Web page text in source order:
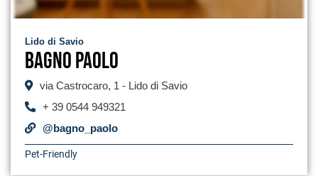
Lido di Savio
Bagno Paolo
via Castrocaro, 1 - Lido di Savio
+ 39 0544 949321
@bagno_paolo
Pet-Friendly